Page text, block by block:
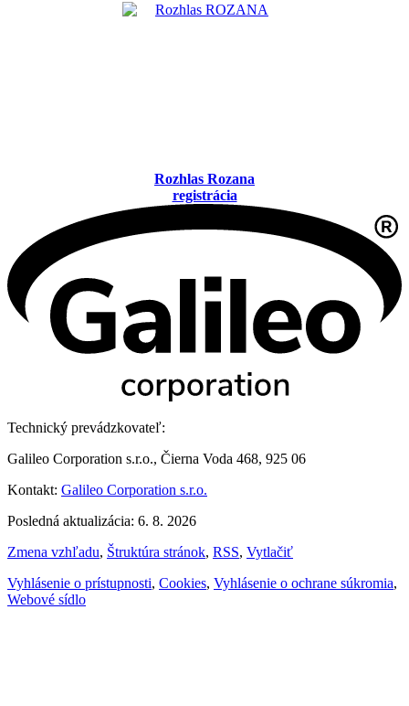
Rozhlas Rozana
registrácia
Technický prevádzkovateľ:
Galileo Corporation s.r.o., Čierna Voda 468, 925 06
Kontakt: Galileo Corporation s.r.o.
Posledná aktualizácia: 6. 8. 2026
Zmena vzhľadu, Štruktúra stránok, RSS, Vytlačiť
Vyhlásenie o prístupnosti, Cookies, Vyhlásenie o ochrane súkromia,
Webové sídlo